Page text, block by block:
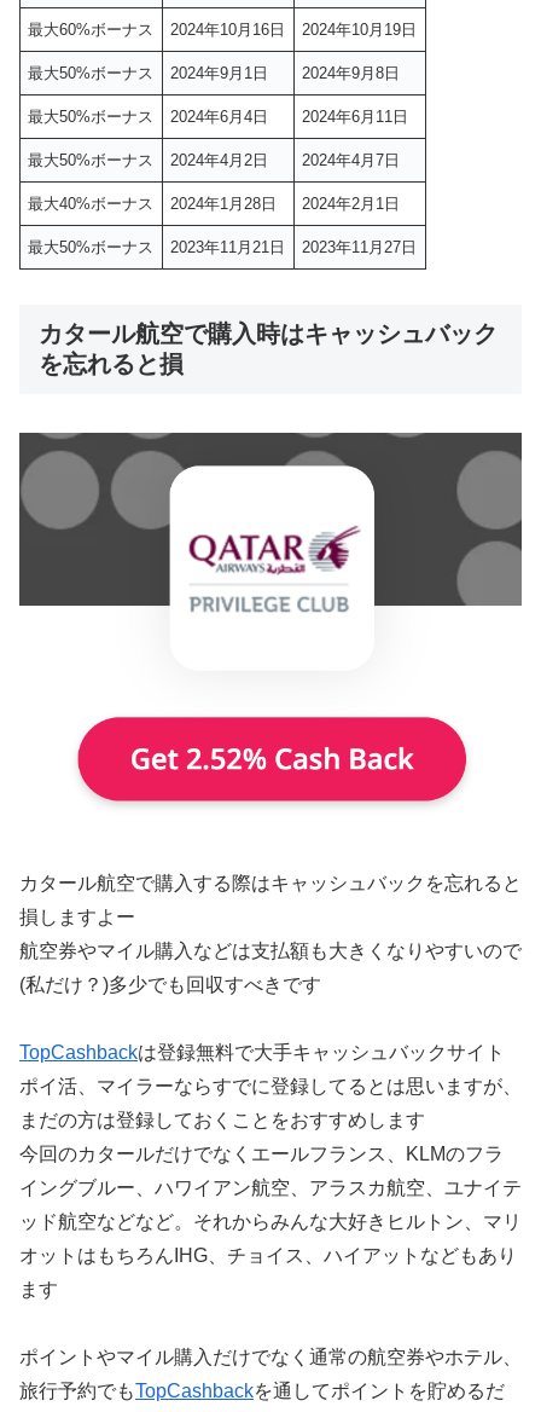
最大60%ボーナス 2024年10月16日 2024年10月19日
最大50%ボーナス 2024年9月1日 2024年9月8日
最大50%ボーナス 2024年6月4日 2024年6月11日
最大50%ボーナス 2024年4月2日 2024年4月7日
最大40%ボーナス 2024年1月28日 2024年2月1日
最大50%ボーナス 2023年11月21日 2023年11月27日
カタール航空で購入時はキャッシュバック
を忘れると損
カタール航空で購入する際はキャッシュバックを忘れると
損しますよー
航空券やマイル購入などは支払額も大きくなりやすいので
(私だけ？)多少でも回収すべきです
TopCashbackは登録無料で大手キャッシュバックサイト
ポイ活、マイラーならすでに登録してるとは思いますが、
まだの方は登録しておくことをおすすめします
今回のカタールだけでなくエールフランス、KLMのフラ
イングブルー、ハワイアン航空、アラスカ航空、ユナイテ
ッド航空などなど。それからみんな大好きヒルトン、マリ
オットはもちろんIHG、チョイス、ハイアットなどもあり
ます
ポイントやマイル購入だけでなく通常の航空券やホテル、
旅行予約でもTopCashbackを通してポイントを貯めるだ